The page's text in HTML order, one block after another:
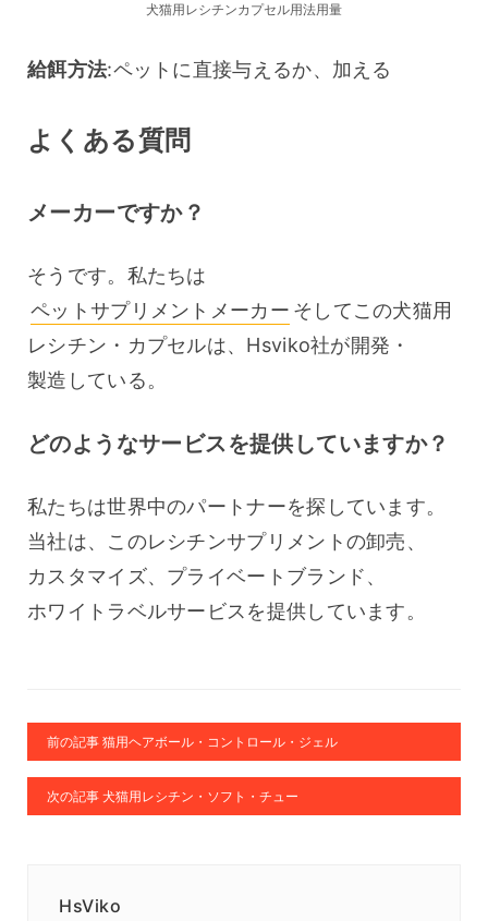
犬猫用レシチンカプセル用法用量
給餌方法:ペットに直接与えるか、加える
よくある質問
メーカーですか？
ペットサプリメントメーカー そしてこの犬猫用
レシチン・カプセルは、Hsviko社が開発・
製造している。
どのようなサービスを提供していますか？
私たちは世界中のパートナーを探しています。
当社は、このレシチンサプリメントの卸売、
カスタマイズ、プライベートブランド、
ホワイトラベルサービスを提供しています。
前の記事 猫用ヘアボール・コントロール・ジェル
次の記事 犬猫用レシチン・ソフト・チュー
HsViko